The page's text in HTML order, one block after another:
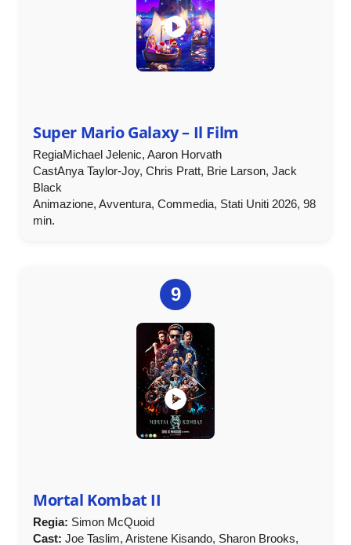
Super Mario Galaxy – Il Film
RegiaMichael Jelenic, Aaron Horvath
CastAnya Taylor-Joy, Chris Pratt, Brie Larson, Jack
Black
Animazione, Avventura, Commedia, Stati Uniti 2026, 98
min.
9
Mortal Kombat II
Regia: Simon McQuoid
Cast: Joe Taslim, Aristene Kisando, Sharon Brooks,